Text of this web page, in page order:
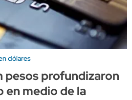
dólares
pesos profundizaron
en medio de la